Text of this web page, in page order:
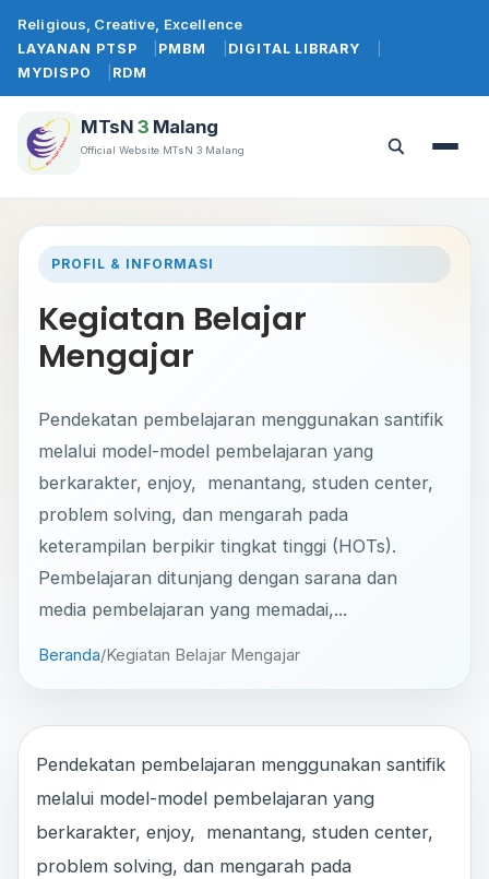
konten
Religious, Creative, Excellence
LAYANAN PTSP PMBM
DIGITAL LIBRARY
MYDISPO
RDM
MTsN 3 Malang
Official Website MTsN 3 Malang
Buka
Buka
PROFIL & INFORMASI
Kegiatan Belajar
Mengajar
Pendekatan pembelajaran menggunakan santifik
melalui model-model pembelajaran yang
berkarakter, enjoy, menantang, studen center,
problem solving, dan mengarah pada
keterampilan berpikir tingkat tinggi (HOTs).
Pembelajaran ditunjang dengan sarana dan
media pembelajaran yang memadai,...
Beranda/Kegiatan Belajar Mengajar
Pendekatan pembelajaran menggunakan santifik
melalui model-model pembelajaran yang
berkarakter, enjoy, menantang, studen center,
problem solving, dan mengarah pada